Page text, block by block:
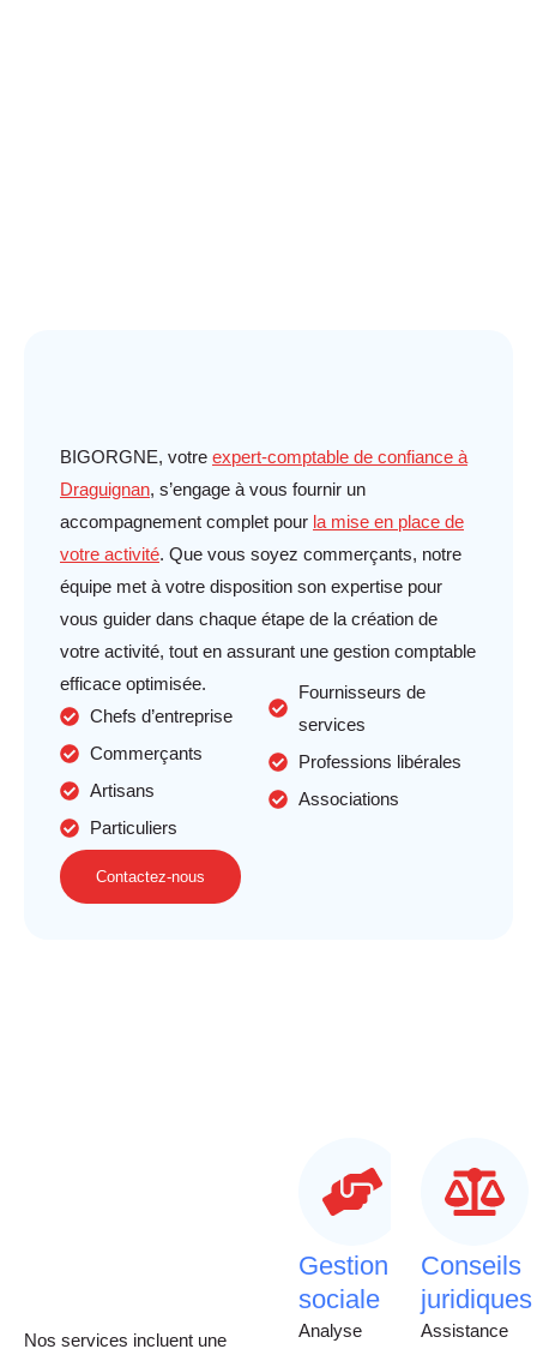
BIGORGNE, votre expert-comptable de confiance à
Draguignan, s’engage à vous fournir un
accompagnement complet pour la mise en place de
votre activité. Que vous soyez commerçants, notre
équipe met à votre disposition son expertise pour
vous guider dans chaque étape de la création de
votre activité, tout en assurant une gestion comptable
efficace optimisée.
Chefs d’entreprise
Commerçants
Artisans
Particuliers
Fournisseurs de
services
Professions libérales
Associations
Contactez-nous
Nos services incluent une
Gestion
sociale
Analyse
Conseils
juridiques
Assistance